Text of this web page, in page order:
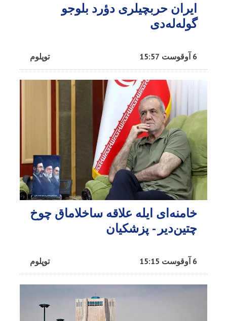
ایران حربچیلری دؤرد بلوجو
گوله‌له‌دی
توپلوم 6 آوقوست 15:57
خامنه‌ای ایله علاقه ساخلاماق چوخ
چتین‌دیر - پزشکیان
توپلوم 6 آوقوست 15:15